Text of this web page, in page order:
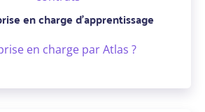
en charge d'apprentissage
en charge par Atlas ?